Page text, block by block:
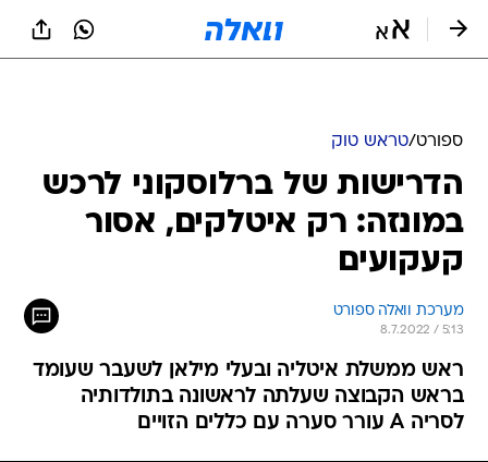
ספורט/טראש טוק
הדרישות של ברלוסקוני לרכש
במונזה: רק איטלקים, אסור
קעקועים
מערכת וואלה ספורט
8.7.2022 / 5:13
ראש ממשלת איטליה ובעלי מילאן לשעבר שעומד
בראש הקבוצה שעלתה לראשונה בתולדותיה
לסריה A עורר סערה עם כללים הזויים